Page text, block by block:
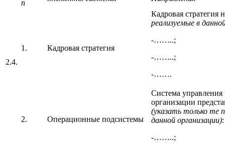
2.4.
п
1. Кадровая стратегия
Кадровая стратегия
реализуемые в
-……..;
-……..;
-…….
2. Операционные подсистемы
Система управления
организации
(указать только те
данной организации):
-……..;